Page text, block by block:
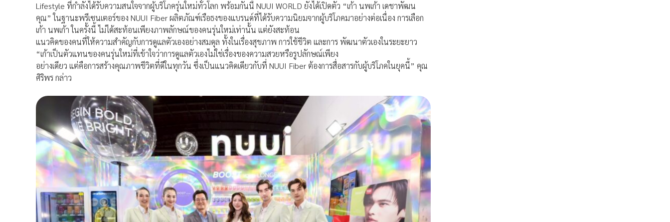
Lifestyle ที่กำลังได้รับความสนใจจากผู้บริโภครุ่นใหม่ทั่วโลก พร้อมกันนี้ NUUI WORLD ยังได้เปิดตัว “เก้า นพเก้า เดชาพัฒน
คุณ” ในฐานะพรีเซนเตอร์ของ NUUI Fiber ผลิตภัณฑ์เรือธงของแบรนด์ที่ได้รับความนิยมจากผู้บริโภคมาอย่างต่อเนื่อง การเลือก
เก้า นพเก้า ในครั้งนี้ ไม่ได้สะท้อนเพียงภาพลักษณ์ของคนรุ่นใหม่เท่านั้น แต่ยังสะท้อน
แนวคิดของคนที่ให้ความสำคัญกับการดูแลตัวเองอย่างสมดุล ทั้งในเรื่องสุขภาพ การใช้ชีวิต และการ พัฒนาตัวเองในระยะยาว
“เก้าเป็นตัวแทนของคนรุ่นใหม่ที่เข้าใจว่าการดูแลตัวเองไม่ใช่เรื่องของความสวยหรือรูปลักษณ์เพียง
อย่างเดียว แต่คือการสร้างคุณภาพชีวิตที่ดีในทุกวัน ซึ่งเป็นแนวคิดเดียวกับที่ NUUI Fiber ต้องการสื่อสารกับผู้บริโภคในยุคนี้” คุณ
ศิริพร กล่าว